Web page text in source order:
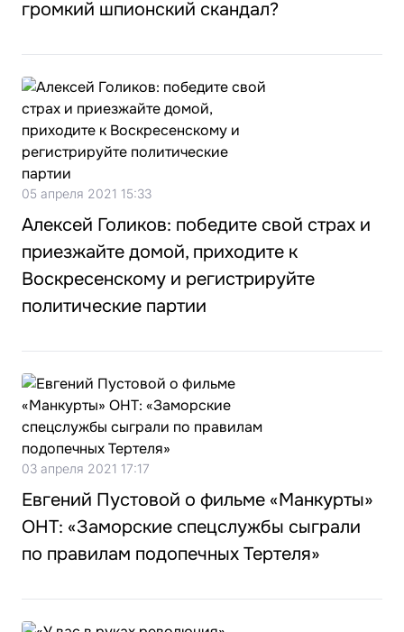
громкий шпионский скандал?
05 апреля 2021 15:33
Алексей Голиков: победите свой страх и
приезжайте домой, приходите к
Воскресенскому и регистрируйте
политические партии
03 апреля 2021 17:17
Евгений Пустовой о фильме «Манкурты»
ОНТ: «Заморские спецслужбы сыграли
по правилам подопечных Тертеля»